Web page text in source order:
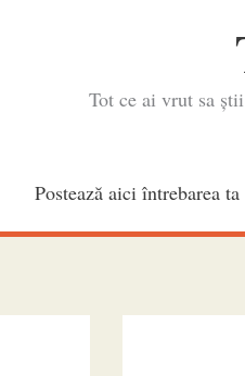
Tot ce ai vrut sa
Postează aici întrebarea ta